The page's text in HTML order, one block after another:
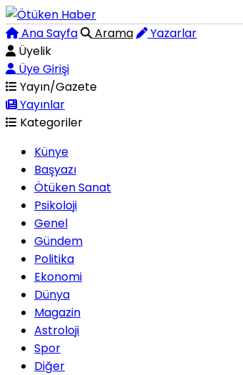
Ana Sayfa Arama
Yazarlar
Üyelik
Üye Girişi
Yayın/Gazete
Yayınlar
Kategoriler
Künye
Başyazı
Ötüken Sanat
Psikoloji
Genel
Gündem
Politika
Ekonomi
Dünya
Magazin
Astroloji
Spor
Diğer